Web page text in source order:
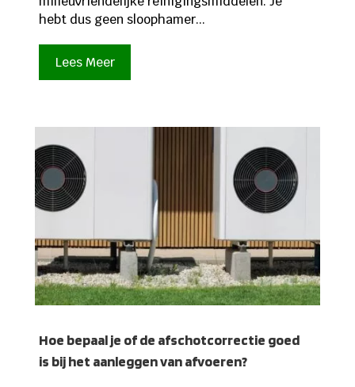
hebt dus geen sloophamer...
Lees Meer
Hoe bepaal je of de afschotcorrectie goed
is bij het aanleggen van afvoeren?